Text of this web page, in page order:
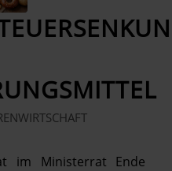
im Ministerrat Ende